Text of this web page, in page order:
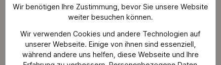
Ecostat Select Chrom
Rückflussverhinderer - Weiß
Wir benötigen Ihre Zustimmung, bevor Sie unsere Website
weiter besuchen können.
Wir verwenden Cookies und andere Technologien auf
unserer Webseite. Einige von ihnen sind essenziell,
während andere uns helfen, diese Webseite und Ihre